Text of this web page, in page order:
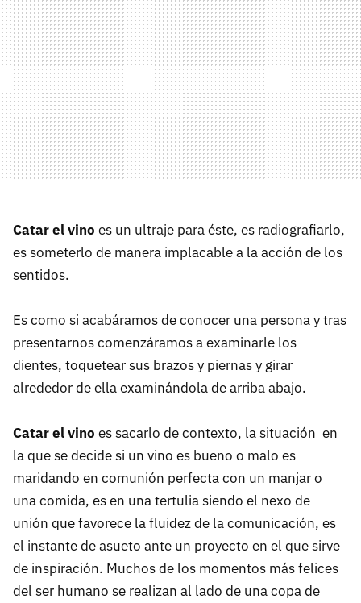
Catar el vino es un ultraje para éste, es radiografiarlo,
es someterlo de manera implacable a la acción de los
sentidos.
Es como si acabáramos de conocer una persona y tras
presentarnos comenzáramos a examinarle los
dientes, toquetear sus brazos y piernas y girar
alrededor de ella examinándola de arriba abajo.
Catar el vino es sacarlo de contexto, la situación en
la que se decide si un vino es bueno o malo es
maridando en comunión perfecta con un manjar o
una comida, es en una tertulia siendo el nexo de
unión que favorece la fluidez de la comunicación, es
el instante de asueto ante un proyecto en el que sirve
de inspiración. Muchos de los momentos más felices
del ser humano se realizan al lado de una copa de